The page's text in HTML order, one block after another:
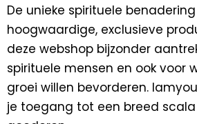
De unieke spirituele
hoogwaardige, exclusieve
deze webshop bijzonder
spirituele mensen en ook voor
groei willen bevorderen.
je toegang tot een breed